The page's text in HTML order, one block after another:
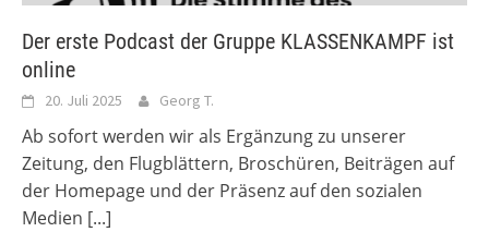
Der erste Podcast der Gruppe KLASSENKAMPF ist
online
20. Juli 2025 Georg T.
Ab sofort werden wir als Ergänzung zu unserer
Zeitung, den Flugblättern, Broschüren, Beiträgen auf
der Homepage und der Präsenz auf den sozialen
Medien [...]